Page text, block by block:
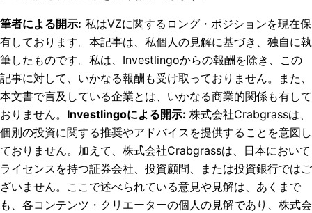
筆者による開示: 私はVZに関するロング・ポジションを現在保
有しております。 本記事は、私個人の見解に基づき、独自に執
筆したものです。私は、Investlingoからの報酬を除き、この
記事に対して、いかなる報酬も受け取っておりません。また、
本文書で言及している企業とは、いかなる商業的関係も有して
おりません。 Investlingoによる開示: 株式会社Crabgrassは、
個別の投資に関する推奨やアドバイスを提供することを意図し
ておりません。加えて、株式会社Crabgrassは、日本において
ライセンスを持つ証券会社、投資顧問、または投資銀行ではご
ざいません。ここで述べられている意見や見解は、あくまで
も、各コンテンツ・クリエーターの個人の見解であり、株式会